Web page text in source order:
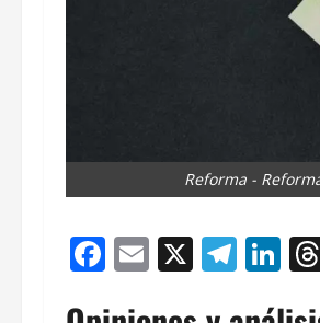
Reforma -
Facebook
Email
X